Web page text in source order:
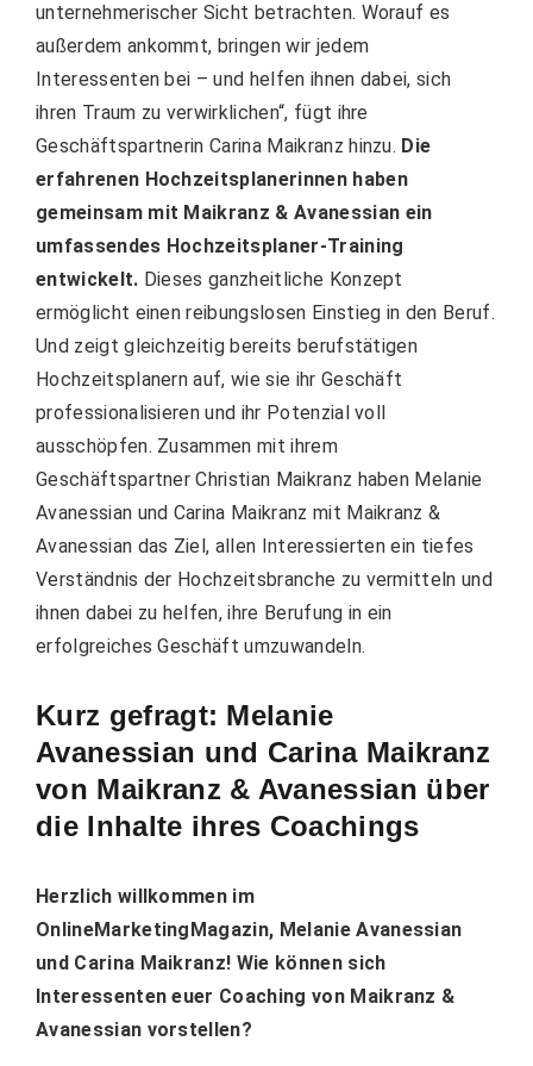
unternehmerischer Sicht betrachten. Worauf es
außerdem ankommt, bringen wir jedem
Interessenten bei – und helfen ihnen dabei, sich
ihren Traum zu verwirklichen“, fügt ihre
Geschäftspartnerin Carina Maikranz hinzu. Die
erfahrenen Hochzeitsplanerinnen haben
gemeinsam mit Maikranz & Avanessian ein
umfassendes Hochzeitsplaner-Training
entwickelt. Dieses ganzheitliche Konzept
ermöglicht einen reibungslosen Einstieg in den Beruf.
Und zeigt gleichzeitig bereits berufstätigen
Hochzeitsplanern auf, wie sie ihr Geschäft
professionalisieren und ihr Potenzial voll
ausschöpfen. Zusammen mit ihrem
Geschäftspartner Christian Maikranz haben Melanie
Avanessian und Carina Maikranz mit Maikranz &
Avanessian das Ziel, allen Interessierten ein tiefes
Verständnis der Hochzeitsbranche zu vermitteln und
ihnen dabei zu helfen, ihre Berufung in ein
erfolgreiches Geschäft umzuwandeln.
Kurz gefragt: Melanie
Avanessian und Carina Maikranz
von Maikranz & Avanessian über
die Inhalte ihres Coachings
Herzlich willkommen im
OnlineMarketingMagazin, Melanie Avanessian
und Carina Maikranz! Wie können sich
Interessenten euer Coaching von Maikranz &
Avanessian vorstellen?